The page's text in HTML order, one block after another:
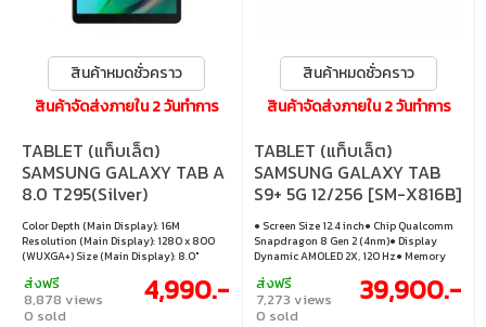
สินค้าหมดชั่วคราว
สินค้าจัดส่งภายใน 2 วันทำการ
TABLET (แท็บเล็ต)
SAMSUNG GALAXY TAB A
8.0 T295(Silver)
Color Depth (Main Display): 16M
Resolution (Main Display): 1280 x 800
(WUXGA+) Size (Main Display): 8.0"
ส่งฟรี
8,878 views
0 sold
4,990.-
สินค้าหมดชั่วคราว
สินค้าจัดส่งภายใน 2 วันทำการ
TABLET (แท็บเล็ต)
SAMSUNG GALAXY TAB
S9+ 5G 12/256 [SM-X816B]
GRAPHITE
● Screen Size 12.4 inch● Chip Qualcomm
Snapdragon 8 Gen 2 (4nm)● Display
Dynamic AMOLED 2X, 120 Hz● Memory
13
ส่งฟรี
7,273 views
0 sold
39,900.-